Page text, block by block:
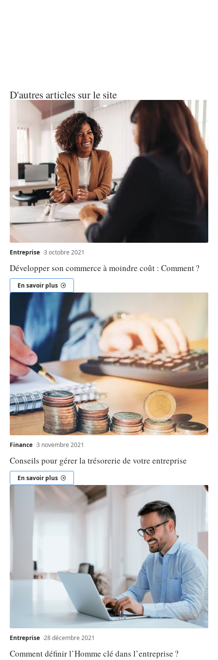
D'autres articles sur le site
Entreprise 3 octobre 2021
Développer son commerce à moindre coût : Comment ?
En savoir plus
Finance 3 novembre 2021
Conseils pour gérer la trésorerie de votre entreprise
En savoir plus
Entreprise 28 décembre 2021
Comment définir l’Homme clé dans l’entreprise ?